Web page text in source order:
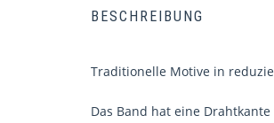
BESCHREIBUNG
Traditionelle Motive in
Das Band hat eine